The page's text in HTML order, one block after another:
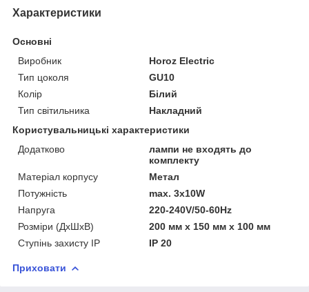
Характеристики
Основні
Виробник
Horoz Electric
Тип цоколя
GU10
Колір
Білий
Тип світильника
Накладний
Користувальницькі характеристики
Додатково
лампи не входять до
комплекту
Матеріал корпусу
Метал
Потужність
max. 3x10W
Напруга
220-240V/50-60Hz
Розміри (ДхШхВ)
200 мм х 150 мм х 100 мм
Ступінь захисту IP
ІР 20
Приховати